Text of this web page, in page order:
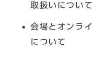
取扱いについて
会場とオンラ
について